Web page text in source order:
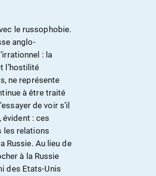
le russophobie.
anglo-
: la
l’hostilité
ne représente
à être traité
de voir s’il
évident : ces
les relations
Russie. Au lieu de
à la Russie
des Etats-Unis